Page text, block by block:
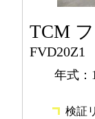
TCM
FVD20Z1
年式：
検証